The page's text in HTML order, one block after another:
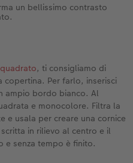
un bellissimo contrasto
, ti consigliamo di
Per farlo, inserisci
ampio bordo bianco. Al
e monocolore. Filtra la
e usala per creare una cornice
in rilievo al centro e il
senza tempo è finito.